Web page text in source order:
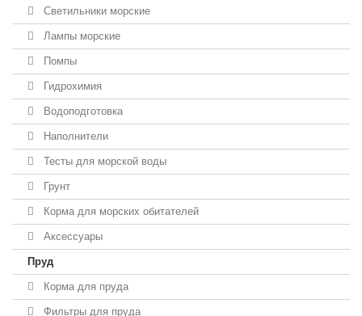
Светильники морские
Лампы морские
Помпы
Гидрохимия
Водоподготовка
Наполнители
Тесты для морской воды
Грунт
Корма для морских обитателей
Аксессуары
Пруд
Корма для пруда
Фильтры для пруда